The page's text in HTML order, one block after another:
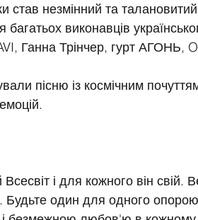
незмінний та
багатьох виконавців
Ганна Трінчер, гурт АГОНЬ,
пісню із космічним
Всесвіт і для кожного він
Будьте один для одного